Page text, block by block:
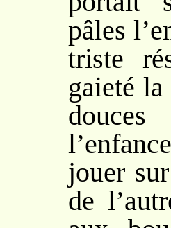
pâles
triste
gaieté
jouer
de